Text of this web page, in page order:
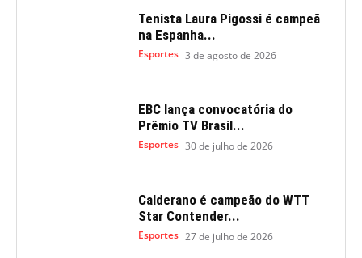
Tenista Laura Pigossi é campeã
na Espanha...
Esportes 3 de agosto de 2026
EBC lança convocatória do
Prêmio TV Brasil...
Esportes 30 de julho de 2026
Calderano é campeão do WTT
Star Contender...
Esportes 27 de julho de 2026